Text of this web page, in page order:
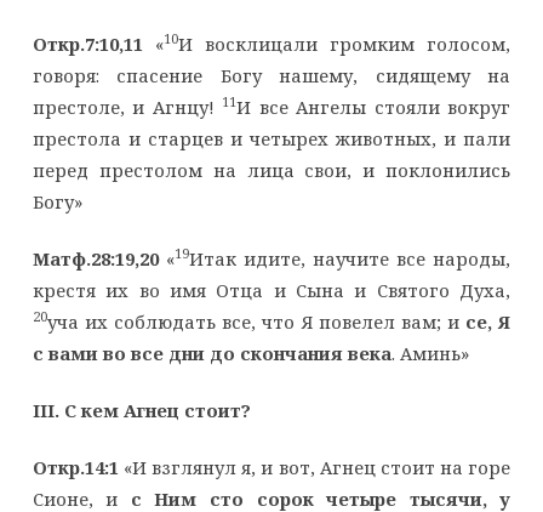
Откр.7:10,11 «10И восклицали громким голосом,
говоря: спасение Богу нашему, сидящему на
престоле, и Агнцу! 11И все Ангелы стояли вокруг
престола и старцев и четырех животных, и пали
перед престолом на лица свои, и поклонились
Богу»
Матф.28:19,20«19Итак идите, научите все народы,
крестя их во имя Отца и Сына и Святого Духа,
20уча их соблюдать все, что Я повелел вам; и се, Я
с вами во все дни до скончания века. Аминь»
III. С кем Агнец стоит?
Откр.14:1 «И взглянул я, и вот, Агнец стоит на горе
Сионе, и с Ним сто сорок четыре тысячи, у